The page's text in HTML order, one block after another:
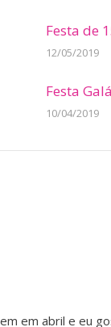
Festa de
12/05/2019
Festa
10/04/2019
em abril e eu